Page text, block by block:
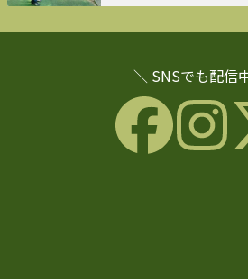
＼ SNSでも配信